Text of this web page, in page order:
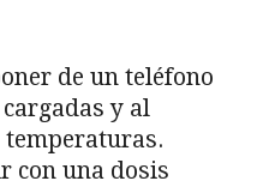
de un teléfono
y al
temperaturas.
con una dosis